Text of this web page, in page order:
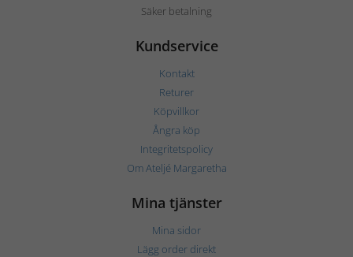
Säker betalning
Kundservice
Kontakt
Returer
Köpvillkor
Ångra köp
Integritetspolicy
Om Ateljé Margaretha
Mina tjänster
Mina sidor
Lägg order direkt